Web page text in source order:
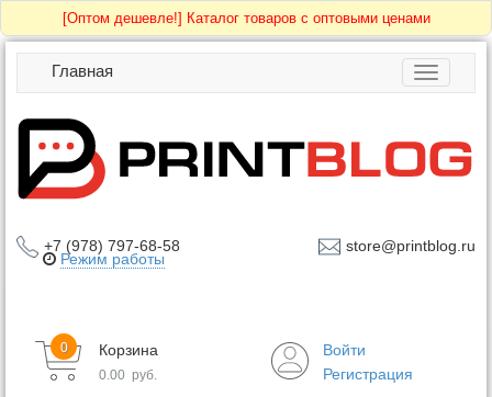
[Оптом дешевле!] Каталог товаров с оптовыми ценами
Toggle
Главная
+7 (978) 797-68-58 store@printblog.ru
Режим работы
Корзина
0
0.00 руб.
Войти
Регистрация